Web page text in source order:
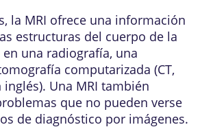
la MRI ofrece una información
estructuras del cuerpo de la
una radiografía, una
computarizada (CT,
Una MRI también
que no pueden verse
de diagnóstico por imágenes.